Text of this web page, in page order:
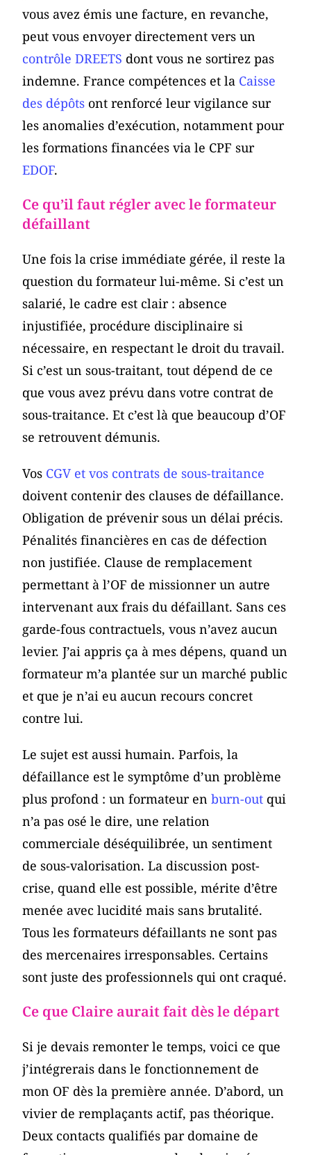
vous avez émis une facture, en revanche,
peut vous envoyer directement vers un
contrôle DREETS dont vous ne sortirez pas
indemne. France compétences et la Caisse
des dépôts ont renforcé leur vigilance sur
les anomalies d’exécution, notamment pour
les formations financées via le CPF sur
EDOF.
Ce qu’il faut régler avec le formateur
défaillant
Une fois la crise immédiate gérée, il reste la
question du formateur lui-même. Si c’est un
salarié, le cadre est clair : absence
injustifiée, procédure disciplinaire si
nécessaire, en respectant le droit du travail.
Si c’est un sous-traitant, tout dépend de ce
que vous avez prévu dans votre contrat de
sous-traitance. Et c’est là que beaucoup d’OF
se retrouvent démunis.
Vos CGV et vos contrats de sous-traitance
doivent contenir des clauses de défaillance.
Obligation de prévenir sous un délai précis.
Pénalités financières en cas de défection
non justifiée. Clause de remplacement
permettant à l’OF de missionner un autre
intervenant aux frais du défaillant. Sans ces
garde-fous contractuels, vous n’avez aucun
levier. J’ai appris ça à mes dépens, quand un
formateur m’a plantée sur un marché public
et que je n’ai eu aucun recours concret
contre lui.
Le sujet est aussi humain. Parfois, la
défaillance est le symptôme d’un problème
plus profond : un formateur enburn-out qui
n’a pas osé le dire, une relation
commerciale déséquilibrée, un sentiment
de sous-valorisation. La discussion post-
crise, quand elle est possible, mérite d’être
menée avec lucidité mais sans brutalité.
Tous les formateurs défaillants ne sont pas
des mercenaires irresponsables. Certains
sont juste des professionnels qui ont craqué.
Ce que Claire aurait fait dès le départ
Si je devais remonter le temps, voici ce que
j’intégrerais dans le fonctionnement de
mon OF dès la première année. D’abord, un
vivier de remplaçants actif, pas théorique.
Deux contacts qualifiés par domaine de